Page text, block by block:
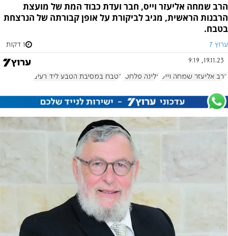
הרב שמחה אליעזר וייס, חבר ועדת כבוד המת של מועצת
הרבנות הראשית, מגיב לביקורת על אופן קבורתה של הנרצחת
בטבח.
ערוץ 7 1 דקות
19.11.23, 9:19
הרב אליעזר שמחה וייס אלינה פלחטי הטבח במסיבת הטבע ליד רעים